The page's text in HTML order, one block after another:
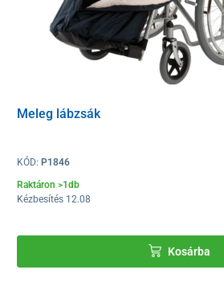
Meleg lábzsák
KÓD: P1846
Raktáron >1db
Kézbesítés 12.08
Kosárba